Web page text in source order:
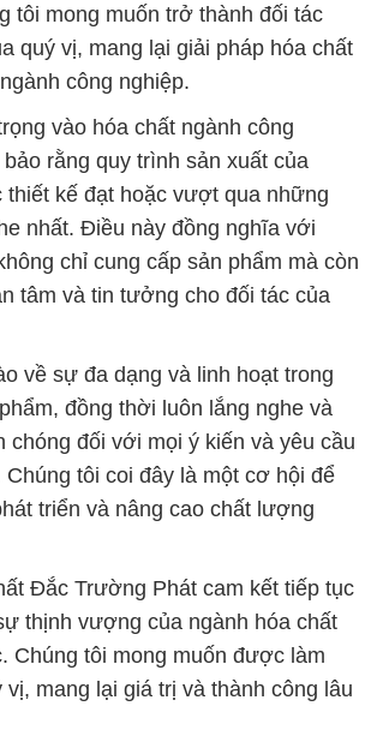
rằng quy trình sản xuất của
thiết kế đạt hoặc vượt qua những
nhất. Điều này đồng nghĩa với
chỉ cung cấp sản phẩm mà còn
tâm và tin tưởng cho đối tác của
về sự đa dạng và linh hoạt trong
đồng thời luôn lắng nghe và
chóng đối với mọi ý kiến và yêu cầu
tôi coi đây là một cơ hội để
triển và nâng cao chất lượng
Đắc Trường Phát cam kết tiếp tục
thịnh vượng của ngành hóa chất
Chúng tôi mong muốn được làm
mang lại giá trị và thành công lâu
phối Hóa chất Powder Magiê
Dalian Trung Quốc China
và thương mại Hóa chất Powder
MgSO4 Dalian Trung Quốc China